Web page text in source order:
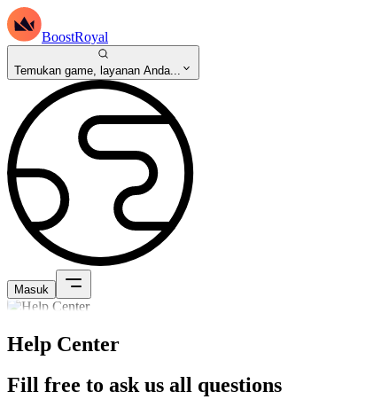
BoostRoyal
Temukan game, layanan Anda...
Masuk
Help Center
Fill free to ask us all questions